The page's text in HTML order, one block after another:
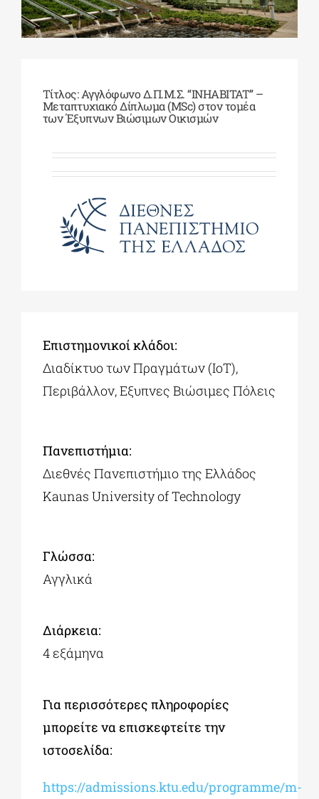
ΕΚΠΑΙΔΕΥΤΙΚΑ ΙΔΡΥΜΑΤΑ
Τίτλος: Αγγλόφωνο Δ.Π.Μ.Σ. “INHABITAT” –
Μεταπτυχιακό Δίπλωμα (MSc) στον τομέα
των Έξυπνων Βιώσιμων Οικισμών
Επιστημονικοί κλάδοι:
Διαδίκτυο των Πραγμάτων (IoT),
Περιβάλλον, Εξυπνες Βιώσιμες Πόλεις
Πανεπιστήμια:
Διεθνές Πανεπιστήμιο της Ελλάδος
Kaunas University of Technology
Γλώσσα:
Αγγλικά
Διάρκεια:
4 εξάμηνα
Για περισσότερες πληροφορίες
μπορείτε να επισκεφτείτε την
ιστοσελίδα:
https://admissions.ktu.edu/programme/m-